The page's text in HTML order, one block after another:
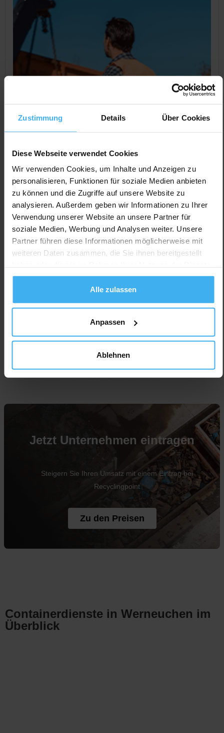
Zustimmung Details Über Cookies
Diese Webseite verwendet Cookies
Wir verwenden Cookies, um Inhalte und Anzeigen zu
personalisieren, Funktionen für soziale Medien anbieten
zu können und die Zugriffe auf unsere Website zu
analysieren. Außerdem geben wir Informationen zu Ihrer
Verwendung unserer Website an unsere Partner für
soziale Medien, Werbung und Analysen weiter. Unsere
Partner führen diese Informationen möglicherweise mit
weiteren Daten zusammen, die Sie ihnen bereitgestellt
gesammelt haben.
Alle zulassen
Anpassen
Ablehnen
CONTAINERDIENST
Baustoffhandel Schudack
Noch keine Bewertung
Alte Bahnhofstr. 17, 16356 Werneuchen, Deutschland
Jetzt Anrufen
Für Unternehmen
Jetzt Unternehmen eintragen
Steigern Sie Ihren Umsatz mit einem Eintrag bei
Recyclingpoint
Zu den Preisen
Containerdienste in Werneuchen im
Überblick